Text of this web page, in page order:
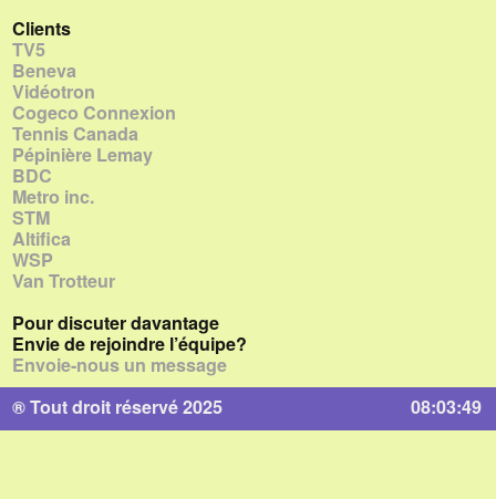
Clients
TV5
Beneva
Vidéotron
Cogeco Connexion
Tennis Canada
Pépinière Lemay
BDC
Metro inc.
STM
Altifica
WSP
Van Trotteur
Pour discuter davantage
Envie de rejoindre l’équipe?
Envoie-nous un message
® Tout droit réservé 2025